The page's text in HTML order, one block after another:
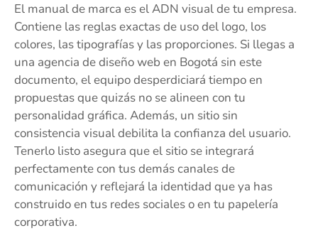
El manual de marca es el ADN visual de tu empresa.
Contiene las reglas exactas de uso del logo, los
colores, las tipografías y las proporciones. Si llegas a
una agencia de diseño web en Bogotá sin este
documento, el equipo desperdiciará tiempo en
propuestas que quizás no se alineen con tu
personalidad gráfica. Además, un sitio sin
consistencia visual debilita la confianza del usuario.
Tenerlo listo asegura que el sitio se integrará
perfectamente con tus demás canales de
comunicación y reflejará la identidad que ya has
construido en tus redes sociales o en tu papelería
corporativa.